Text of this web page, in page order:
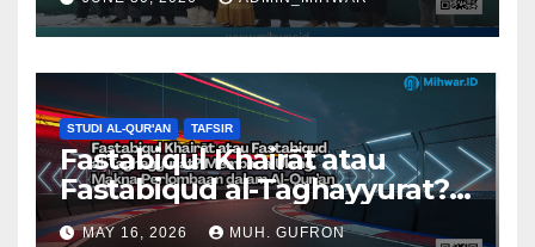
STUDI AL-QUR'AN TAFSIR
Fastabiqul Khairāt atau
Fastabiqud al-Taghayyurat?
Membaca Ulang Makna
MAY 16, 2026 MUH. GUFRON